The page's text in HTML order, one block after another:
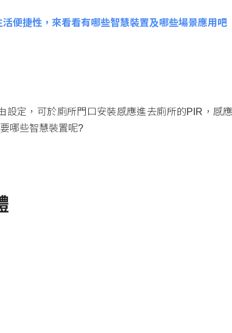
便捷性，來看看有哪些智慧裝置及哪些場景應用吧
定，可於廁所門口安裝感應進去廁所的PIR，感
哪些智慧裝置呢?